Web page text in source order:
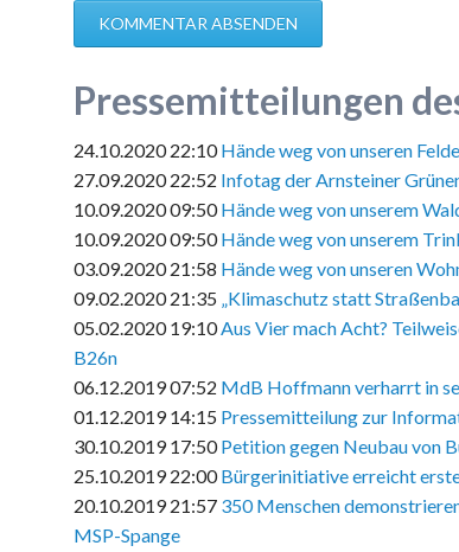
KOMMENTAR ABSENDEN
Pressemitteilungen
24.10.2020 22:10 Hände weg von unseren
27.09.2020 22:52 Infotag der Arnsteiner
10.09.2020 09:50 Hände weg von unserem
10.09.2020 09:50 Hände weg von unserem
03.09.2020 21:58 Hände weg von unseren
09.02.2020 21:35 „Klimaschutz statt
05.02.2020 19:10Aus Vier mach Acht?
B26n
06.12.2019 07:52 MdB Hoffmann verharrt in
01.12.2019 14:15 Pressemitteilung zur
30.10.2019 17:50 Petition gegen Neubau von
25.10.2019 22:00 Bürgerinitiative erreicht
20.10.2019 21:57 350 Menschen
MSP-Spange